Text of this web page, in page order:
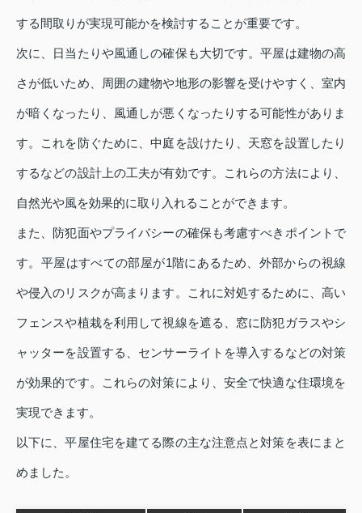
する間取りが実現可能かを検討することが重要です。
次に、日当たりや風通しの確保も大切です。平屋は建物の高
さが低いため、周囲の建物や地形の影響を受けやすく、室内
が暗くなったり、風通しが悪くなったりする可能性がありま
す。これを防ぐために、中庭を設けたり、天窓を設置したり
するなどの設計上の工夫が有効です。これらの方法により、
自然光や風を効果的に取り入れることができます。
また、防犯面やプライバシーの確保も考慮すべきポイントで
す。平屋はすべての部屋が1階にあるため、外部からの視線
や侵入のリスクが高まります。これに対処するために、高い
フェンスや植栽を利用して視線を遮る、窓に防犯ガラスやシ
ャッターを設置する、センサーライトを導入するなどの対策
が効果的です。これらの対策により、安全で快適な住環境を
実現できます。
以下に、平屋住宅を建てる際の主な注意点と対策を表にまと
めました。